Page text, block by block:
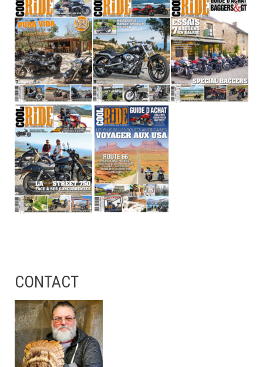
CONTACT